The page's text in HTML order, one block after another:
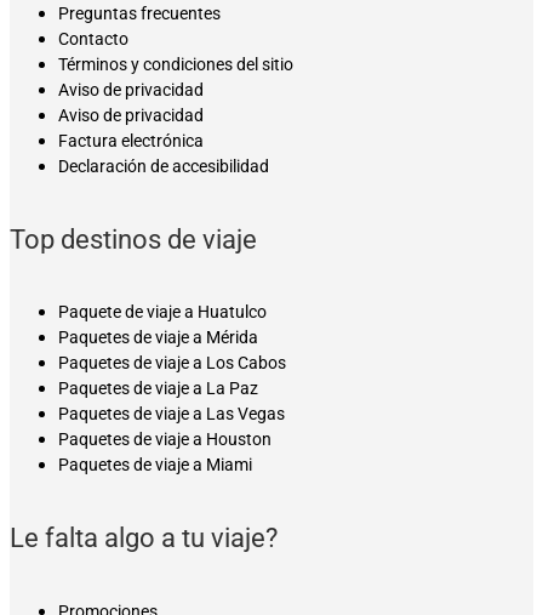
Preguntas frecuentes
Contacto
Términos y condiciones del sitio
Aviso de privacidad
Aviso de privacidad
Factura electrónica
Declaración de accesibilidad
Top destinos de viaje
Paquete de viaje a Huatulco
Paquetes de viaje a Mérida
Paquetes de viaje a Los Cabos
Paquetes de viaje a La Paz
Paquetes de viaje a Las Vegas
Paquetes de viaje a Houston
Paquetes de viaje a Miami
Le falta algo a tu viaje?